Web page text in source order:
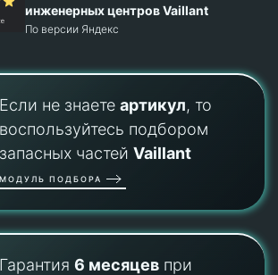
инженерных центров Vaillant
По версии Яндекс
Если не знаете артикул, то
воспользуйтесь подбором
запасных частей Vaillant
МОДУЛЬ ПОДБОРА
Гарантия 6 месяцевпри